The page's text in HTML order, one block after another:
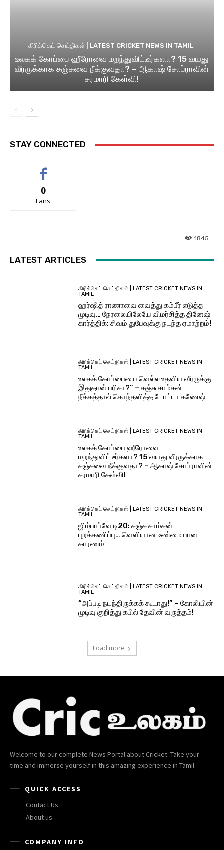
கிரிக்கெட் செய்திகள் | LATEST CRICKET NEWS IN TAMIL
உலகக் கோப்பை ஹீரோவை மறந்துவிட்டீர்களா? 15 வயது
வீரருக்காக சஞ்சுவை நீக்குவதா? – ஆகாஷ் சோப்ராவின்
சரமாரி கேள்வி!
STAY CONNECTED
0
Fans
1845
LATEST ARTICLES
கிரிக்கெட் செய்திகள் | LATEST CRICKET NEWS IN
TAMIL
ஹர்ஷித் ராணாவை வைத்து கம்பீர் எடுத்த
முடிவு… நேரலையிலேயே விமர்சித்த தினேஷ்
கார்த்திக்; சிவம் துபேவுக்கு நடந்த ஏமாற்றம்!
கிரிக்கெட் செய்திகள் | LATEST CRICKET NEWS IN
TAMIL
உலகக் கோப்பையை வெல்ல உதவிய வீரருக்கு
இதுதான் பரிசா?” – சஞ்சு சாம்சன்
நீக்கத்தால் கொந்தளித்த டோட்டா கணேஷ்
கிரிக்கெட் செய்திகள் | LATEST CRICKET NEWS IN
TAMIL
உலகக் கோப்பை ஹீரோவை
மறந்துவிட்டீர்களா? 15 வயது வீரருக்காக
சஞ்சுவை நீக்குவதா? – ஆகாஷ் சோப்ராவின்
சரமாரி கேள்வி!
கிரிக்கெட் செய்திகள் | LATEST CRICKET NEWS IN
TAMIL
ஜிம்பாப்வே டி20: சஞ்சு சாம்சன்
புறக்கணிப்பு… வெளியான உண்மையான
காரணம்
கிரிக்கெட் செய்திகள் | LATEST CRICKET NEWS IN
TAMIL
“அப்படி நடந்திருக்கக் கூடாது!” – கோலியின்
முடிவு குறித்து கபில் தேவின் வருத்தம்!
Load more
Welcome to our complete News Portal about Cricket. Take your
time and immerse yourself in this amazing experience in Tamil.
QUICK ACCESS
Contact Us
About us
COMPANY INFO